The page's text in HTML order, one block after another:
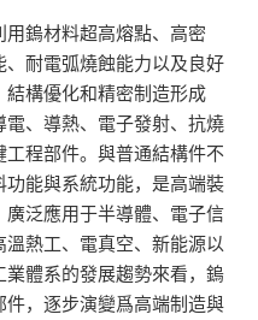
鎢材料超高熔點、高密
耐電弧燒蝕能力以及良好
構優化和精密制造形成
、導熱、電子發射、抗燒
程部件。與普通結構件不
能與系統功能，是高端裝
泛應用于半導體、電子信
熱工、電真空、新能源以
體系的發展趨勢來看，鎢
，逐步演變爲高端制造與